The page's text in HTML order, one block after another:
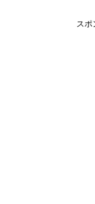
スポ